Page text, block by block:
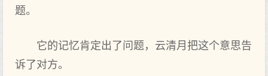
题。
它的记忆肯定出了问题，云清月把这个意思告
诉了对方。